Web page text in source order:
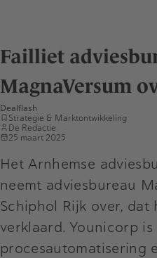
Failliet
MagnaVersum
Dealflash
Strategie & Marktontwikkeling
De Redactie
25 maart 2025
Het Arnhemse
neemt adviesbureau
Schiphol Rijk over,
verklaard. Younicorp
procesautomatisering